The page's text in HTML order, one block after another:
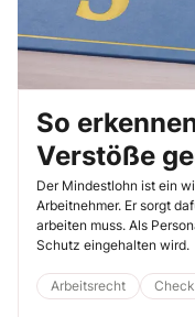
So
Verstöße
Der Mindestlohn ist ein
Arbeitnehmer. Er sorgt
arbeiten muss. Als
Schutz eingehalten wird.
Arbeitsrecht